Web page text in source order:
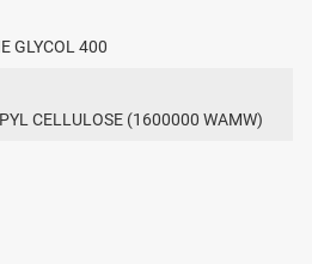
GLYCOL 400
CELLULOSE (1600000 WAMW)